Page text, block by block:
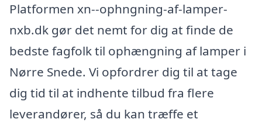
Platformen xn--ophngning-af-lamper-
nxb.dk gør det nemt for dig at finde de
bedste fagfolk til ophængning af lamper i
Nørre Snede. Vi opfordrer dig til at tage
dig tid til at indhente tilbud fra flere
leverandører, så du kan træffe et